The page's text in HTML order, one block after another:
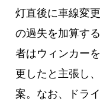
灯直後に車線変
の過失を加算す
者はウィンカー
更したと主張し
案。なお、ドラ